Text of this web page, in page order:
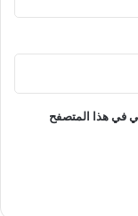
في هذا المتصفح